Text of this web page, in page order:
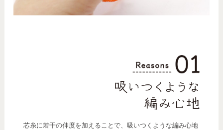
芯糸に若干の伸度を加えることで、吸いつくような編み心地